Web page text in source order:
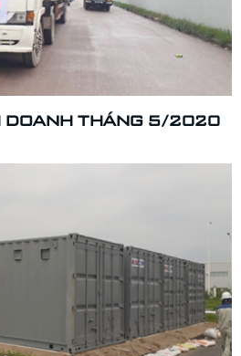
DOANH THÁNG 5/2020